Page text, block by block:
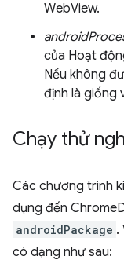
WebView.
của Hoạt
Nếu không
định là giống
Chạy thử
Các chương trình
dụng đến
androidPackage .
có dạng như sau: